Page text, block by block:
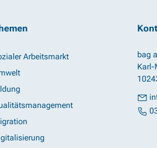
Arbeitsmarkt
bag
Karl-